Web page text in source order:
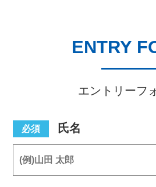
ENTRY
エントリーフ
必須 氏名